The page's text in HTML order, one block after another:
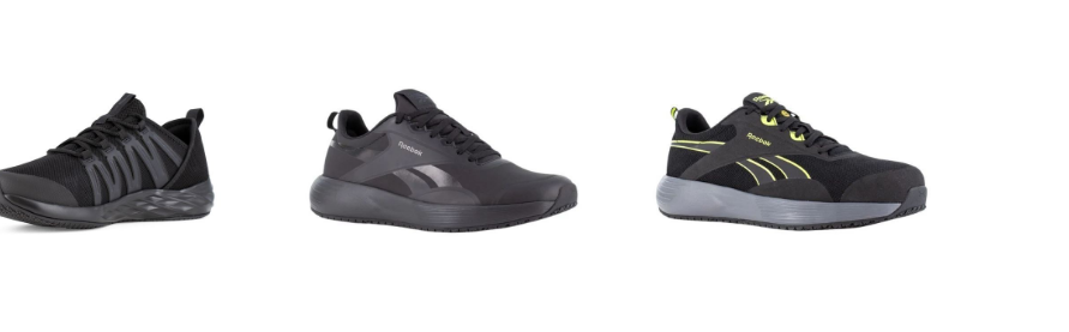
Reebok produce anche abbigliamento protettivo per garantire una protezione completa. I capi di abbigliamento
Reebok sono realizzati con materiali resistenti,
progettati per proteggere da potenziali rischi sul luogo di lavoro
e sostanze chimiche. Questi indumenti combinano funzionalità e stile, consentendo ai lavoratori di sentirsi al sicuro senza
l'aspetto estetico.
Innovative